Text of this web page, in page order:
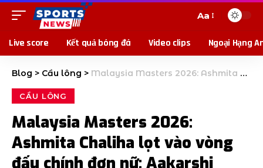
Aa
Live score Kết quả bóng đá Video clips Ngoại Hạng
Blog > Cầu lông > Malaysia Masters 2026: Ashmita Chaliha lọt vào vòng đấu chính đơn nữ; Aakarshi Kashyap gặp sự cố
CẦU LÔNG
Malaysia Masters 2026:
Ashmita Chaliha lọt vào vòng
đấu chính đơn nữ; Aakarshi